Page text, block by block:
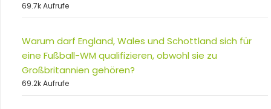
69.7k Aufrufe
Warum darf England, Wales und Schottland sich für
eine Fußball-WM qualifizieren, obwohl sie zu
Großbritannien gehören?
69.2k Aufrufe